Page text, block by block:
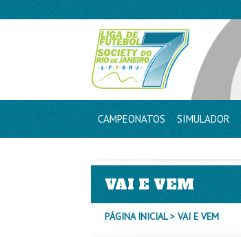
CAMPEONATOS SIMULADOR
VAI E VEM
PÁGINA INICIAL> VAI E VEM